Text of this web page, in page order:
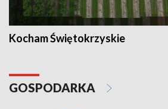
Kocham Świętokrzyskie
GOSPODARKA